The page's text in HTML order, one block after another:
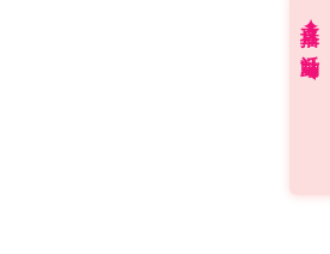
直播✦活動